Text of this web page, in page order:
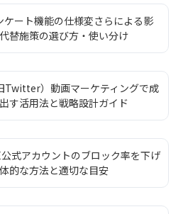
ケート機能の仕様変さらによる影
替施策の選び方・使い分け
Twitter）動画マーケティングで成
す活用法と戦略設計ガイド
式アカウントのブロック率を下げ
的な方法と適切な目安